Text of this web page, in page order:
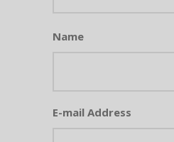
Name
E-mail Address